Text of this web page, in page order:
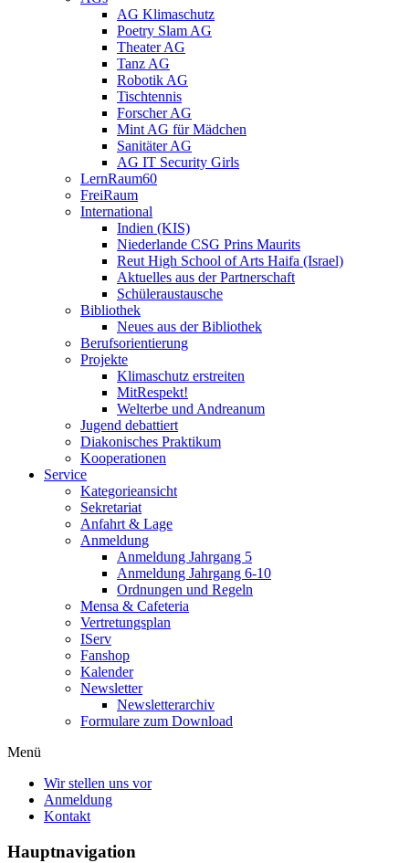
AG Klimaschutz
Poetry Slam AG
Theater AG
Tanz AG
Robotik AG
Tischtennis
Forscher AG
Mint AG für Mädchen
Sanitäter AG
AG IT Security Girls
LernRaum60
FreiRaum
International
Indien (KIS)
Niederlande CSG Prins Maurits
Reut High School of Arts Haifa (Israel)
Aktuelles aus der Partnerschaft
Schüleraustausche
Bibliothek
Neues aus der Bibliothek
Berufsorientierung
Projekte
Klimaschutz erstreiten
MitRespekt!
Welterbe und Andreanum
Jugend debattiert
Diakonisches Praktikum
Kooperationen
Service
Kategorieansicht
Sekretariat
Anfahrt & Lage
Anmeldung
Anmeldung Jahrgang 5
Anmeldung Jahrgang 6-10
Ordnungen und Regeln
Mensa & Cafeteria
Vertretungsplan
IServ
Fanshop
Kalender
Newsletter
Newsletterarchiv
Formulare zum Download
Menü
Wir stellen uns vor
Anmeldung
Kontakt
Hauptnavigation